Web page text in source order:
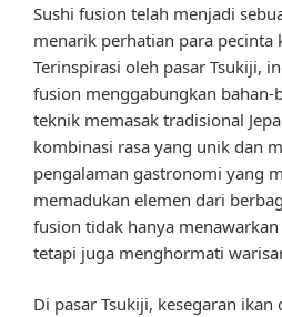
Sushi fusion telah menjadi
menarik perhatian para
Terinspirasi oleh pasar Tsukiji,
fusion menggabungkan bahan-
teknik memasak tradisional
kombinasi rasa yang unik dan
pengalaman gastronomi yang
memadukan elemen dari
fusion tidak hanya
tetapi juga menghormati
Di pasar Tsukiji, kesegaran ikan